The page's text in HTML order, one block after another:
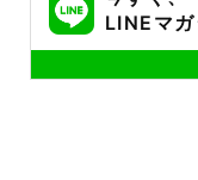
LINEマ